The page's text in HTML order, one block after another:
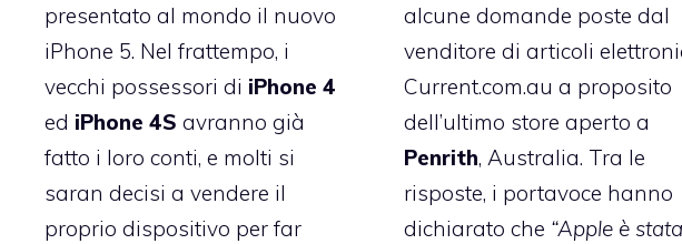
presentato al mondo il nuovo
iPhone 5. Nel frattempo, i
vecchi possessori di iPhone 4
ed iPhone 4S avranno già
fatto i loro conti, e molti si
saran decisi a vendere il
proprio dispositivo per far
alcune domande poste dal
venditore di articoli
Current.com.au a proposito
dell’ultimo store aperto a
Penrith, Australia. Tra le
risposte, i portavoce hanno
dichiarato che “Apple è stata